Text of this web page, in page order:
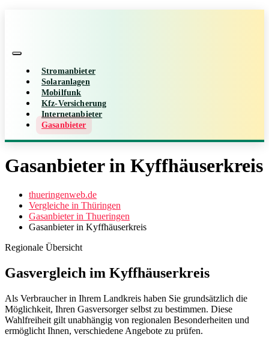
Stromanbieter
Solaranlagen
Mobilfunk
Kfz-Versicherung
Internetanbieter
Gasanbieter
Gasanbieter in Kyffhäuserkreis
thueringenweb.de
Vergleiche in Thüringen
Gasanbieter in Thueringen
Gasanbieter in Kyffhäuserkreis
Regionale Übersicht
Gasvergleich im Kyffhäuserkreis
Als Verbraucher in Ihrem Landkreis haben Sie grundsätzlich die
Möglichkeit, Ihren Gasversorger selbst zu bestimmen. Diese
Wahlfreiheit gilt unabhängig von regionalen Besonderheiten und
ermöglicht Ihnen, verschiedene Angebote zu prüfen.